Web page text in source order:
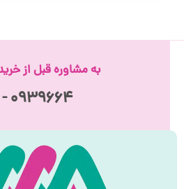
به مشاوره قبل از
۰۹۳۹۶۶۴ - ۰۹۱۲